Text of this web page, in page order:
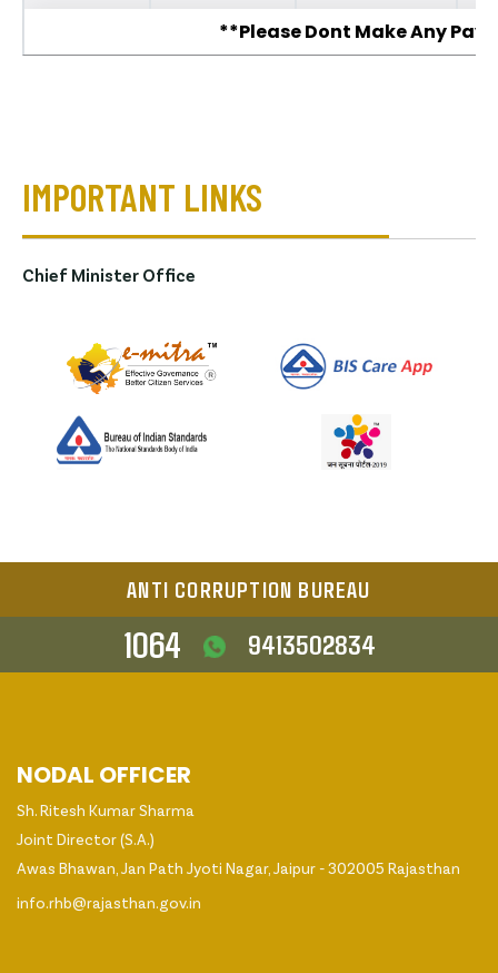
**Please Dont Make Any
IMPORTANT LINKS
Chief Minister Office
ANTI CORRUPTION BUREAU
1064 9413502834
NODAL OFFICER
Sh. Ritesh Kumar Sharma
Joint Director (S.A.)
Awas Bhawan, Jan Path Jyoti Nagar, Jaipur - 302005 Rajasthan
info.rhb@rajasthan.gov.in